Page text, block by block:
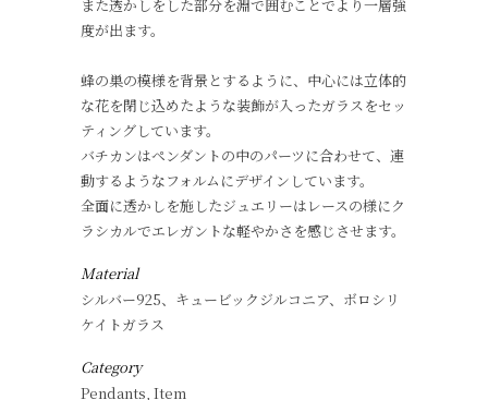
また透かしをした部分を淵で囲むことでより一層強
度が出ます。
蜂の巣の模様を背景とするように、中心には立体的
な花を閉じ込めたような装飾が入ったガラスをセッ
ティングしています。
バチカンはペンダントの中のパーツに合わせて、連
動するようなフォルムにデザインしています。
全面に透かしを施したジュエリーはレースの様にク
ラシカルでエレガントな軽やかさを感じさせます。
Material
シルバー925、キュービックジルコニア、ボロシリ
ケイトガラス
Category
Pendants, Item